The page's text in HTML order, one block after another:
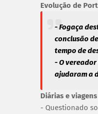
Evolução de
- Fogaça
conclusão
tempo de
- O
ajudaram a
Diárias e
- Questionado